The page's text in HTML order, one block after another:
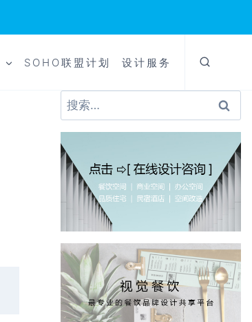
SOHO联盟计划 设计服务
搜
索：